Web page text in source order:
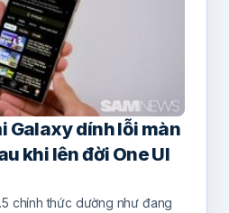
Galaxy dính lỗi màn
khi lên đời One UI
chính thức dường như đang